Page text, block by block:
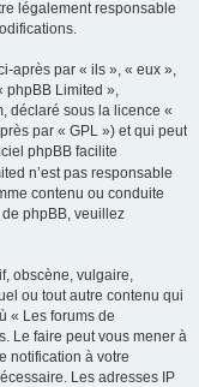
légalement responsable
après par « ils », « eux »,
phpBB Limited »,
déclaré sous la licence «
par « GPL ») et qui peut
phpBB facilite
n’est pas responsable
contenu ou conduite
phpBB, veuillez
obscène, vulgaire,
ou tout autre contenu qui
« Les forums de
Le faire peut vous mener à
notification à votre
Les adresses IP